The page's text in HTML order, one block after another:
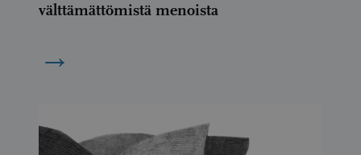
välttämättömistä menoista
→